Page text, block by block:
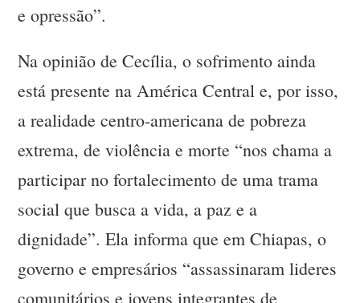
e opressão”.
Na opinião de Cecília, o sofrimento ainda
está presente na América Central e, por isso,
a realidade centro-americana de pobreza
extrema, de violência e morte “nos chama a
participar no fortalecimento de uma trama
social que busca a vida, a paz e a
dignidade”. Ela informa que em Chiapas, o
governo e empresários “assassinaram lideres
comunitários e jovens integrantes de